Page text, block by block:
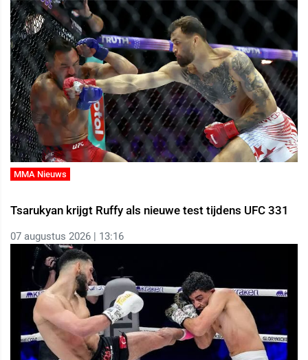
MMA Nieuws
Tsarukyan krijgt Ruffy als nieuwe test tijdens UFC 331
07 augustus 2026 | 13:16